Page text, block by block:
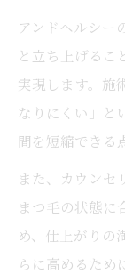
アンドヘルシー
と立ち上げるこ
実現します。施
なりにくい」と
間を短縮できる
また、カウンセ
まつ毛の状態に
め、仕上がりの
らに高めるため